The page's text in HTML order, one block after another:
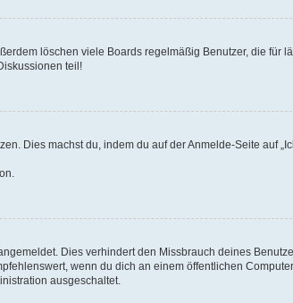
löschen viele Boards regelmäßig Benutzer, die für
teil!
Dies machst du, indem du auf der Anmelde-Seite auf
Dies verhindert den Missbrauch deines
wenn du dich an einem öffentlichen
ausgeschaltet.